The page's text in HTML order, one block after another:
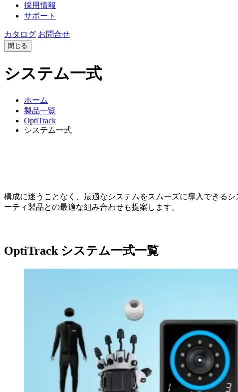
採用情報
サポート
カタログ お問合せ
閉じる
システム一式
ホーム
製品一覧
OptiTrack
システム一式
構成に迷うことなく、最適なシステムをスムーズに導入できる
ーティ製品との最適な組み合わせも提案します。
OptiTrack システム一式一覧